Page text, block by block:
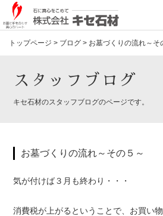
トップページ > ブログ > お墓づくりの流れ～そ
スタッフブログ
キセ石材のスタッフブログのページです。
お墓づくりの流れ～その５～
気が付けば３月も終わり・・・
消費税が上がるということで、お買い